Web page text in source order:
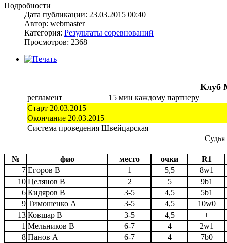
Подробности
Дата публикации: 23.03.2015 00:40
Автор: webmaster
Категория: Результаты соревнований
Просмотров: 2368
Клуб
регламент
15 мин каждому партнеру
Старт 20.03.2015
Окончание 20.03.2015
Система проведения Швейцарская
№ фио место очки
R1
7 Егоров В 1 5,5
8w1
10 Целянов В 2 5
9b1
6 Кидяров В 3-5 4,5
5b1
9 Тимошенко А 3-5 4,5
10w0
13 Ковшар В 3-5 4,5
+
1 Мельников В 6-7 4
2w1
8 Панов А 6-7 4
7b0